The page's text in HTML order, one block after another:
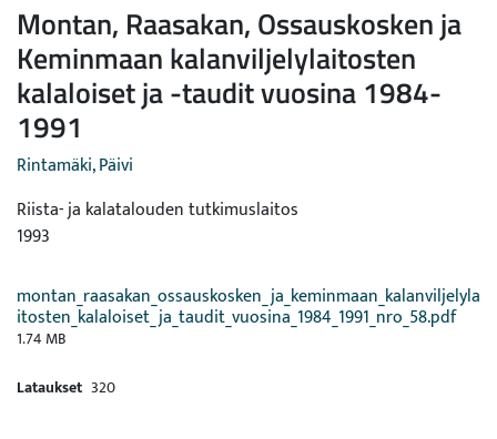
Montan, Raasakan, Ossauskosken ja
Keminmaan kalanviljelylaitosten
kalaloiset ja -taudit vuosina 1984-
1991
Rintamäki, Päivi
Riista- ja kalatalouden tutkimuslaitos
1993
montan_raasakan_ossauskosken_ja_keminmaan_kalanviljelyla
itosten_kalaloiset_ja_taudit_vuosina_1984_1991_nro_58.pdf
1.74 MB
Lataukset 320